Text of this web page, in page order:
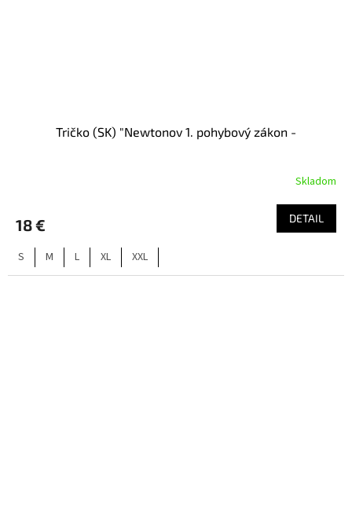
Tričko (SK) "Newtonov 1. pohybový zákon -
Skladom
18 € DETAIL
S M L XL XXL